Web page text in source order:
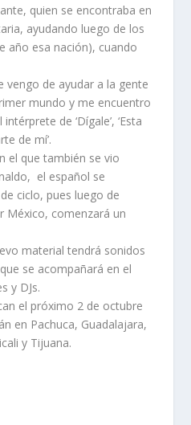
quien se encontraba en
ayudando luego de los
año esa nación), cuando
vengo de ayudar a la gente
mundo y me encuentro
de ‘Dígale’, ‘Esta
de mí’.
el que también se vio
el español se
ciclo, pues luego de
México, comenzará un
material tendrá sonidos
se acompañará en el
y DJs.
el próximo 2 de octubre
en Pachuca, Guadalajara,
y Tijuana.